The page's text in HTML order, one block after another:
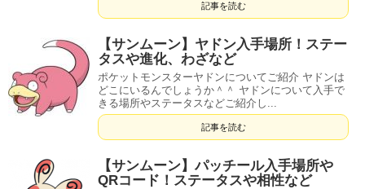
記事を読む
【サンムーン】ヤドン入手場所！ステー
タスや進化、わざなど
ポケットモンスターヤドンについてご紹介 ヤドンは
どこにいるんでしょうか＾＾ ヤドンについて入手で
きる場所やステータスなどご紹介し...
記事を読む
【サンムーン】パッチール入手場所や
QRコード！ステータスや相性など